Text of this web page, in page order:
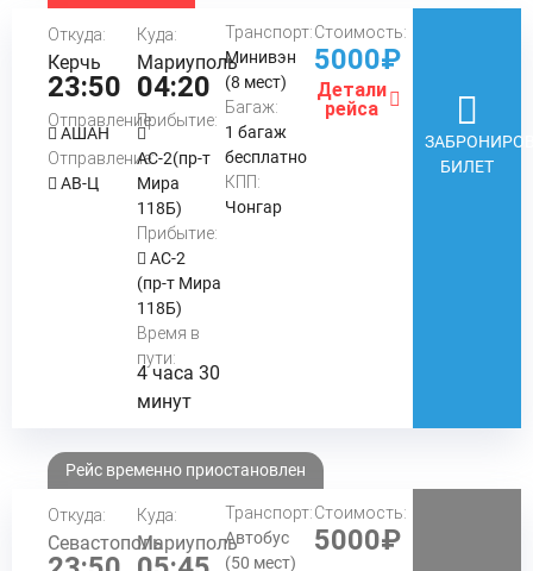
Откуда:
Керчь
23:50
Отправление:
АШАН
Отправление:
АВ-Ц
Куда:
Мариуполь
04:20
Прибытие:
АС-2(пр-т
Мира
118Б)
Прибытие:
АС-2
(пр-т Мира
118Б)
Время в
пути:
4 часа 30
минут
Транспорт:
Минивэн
(8 мест)
Багаж:
1 багаж
бесплатно
КПП:
Чонгар
Стоимость:
5000₽
Детали
рейса
БИЛЕТ
Рейс временно приостановлен
Откуда:
Севастополь
Куда:
Мариуполь
Транспорт:
Автобус
(50 мест)
Стоимость:
5000₽